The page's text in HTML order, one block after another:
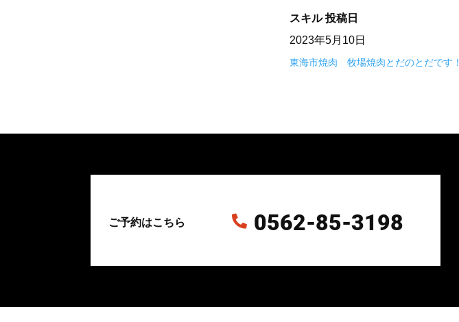
スキル 投稿日
2023年5月10日
東海市焼肉 牧場焼肉とだのとだです！
ご予約はこちら  0562-85-3198